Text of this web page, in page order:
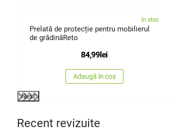
în stoc
Prelată de protecție pentru mobilierul
de grădinăReto
84,99lei
Adaugă în coș
Next
Recent revizuite